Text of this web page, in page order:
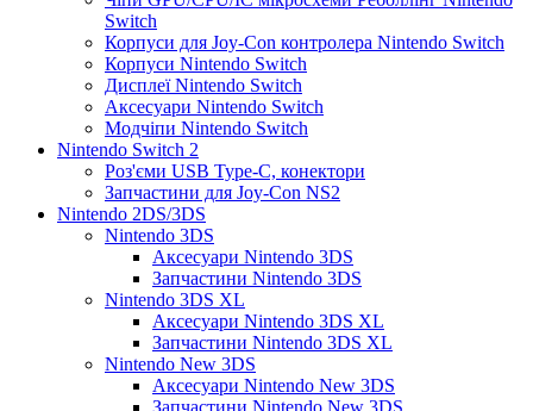
Switch
Корпуси для Joy-Con контролера Nintendo Switch
Корпуси Nintendo Switch
Дисплеї Nintendo Switch
Аксесуари Nintendo Switch
Модчіпи Nintendo Switch
Nintendo Switch 2
Роз'єми USB Type-C, конектори
Запчастини для Joy-Con NS2
Nintendo 2DS/3DS
Nintendo 3DS
Аксесуари Nintendo 3DS
Запчастини Nintendo 3DS
Nintendo 3DS XL
Аксесуари Nintendo 3DS XL
Запчастини Nintendo 3DS XL
Nintendo New 3DS
Аксесуари Nintendo New 3DS